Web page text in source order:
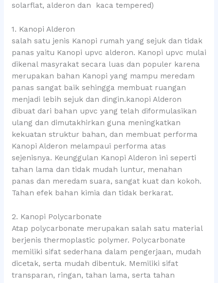
solarflat, alderon dan kaca tempered)
1. Kanopi Alderon
salah satu jenis Kanopi rumah yang sejuk dan tidak
panas yaitu Kanopi upvc alderon. Kanopi upvc mulai
dikenal masyrakat secara luas dan populer karena
merupakan bahan Kanopi yang mampu meredam
panas sangat baik sehingga membuat ruangan
menjadi lebih sejuk dan dingin.kanopi Alderon
dibuat dari bahan upvc yang telah diformulasikan
ulang dan dimutakhirkan guna meningkatkan
kekuatan struktur bahan, dan membuat performa
Kanopi Alderon melampaui performa atas
sejenisnya. Keunggulan Kanopi Alderon ini seperti
tahan lama dan tidak mudah luntur, menahan
panas dan meredam suara, sangat kuat dan kokoh.
Tahan efek bahan kimia dan tidak berkarat.
2. Kanopi Polycarbonate
Atap polycarbonate merupakan salah satu material
berjenis thermoplastic polymer. Polycarbonate
memiliki sifat sederhana dalam pengerjaan, mudah
dicetak, serta mudah dibentuk. Memiliki sifat
transparan, ringan, tahan lama, serta tahan